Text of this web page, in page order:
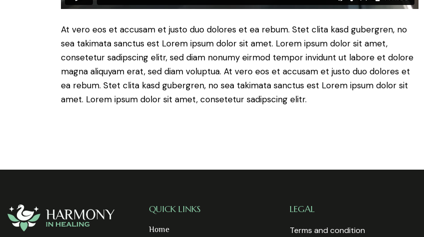
At vero eos et accusam et justo duo dolores et ea rebum. Stet clita kasd gubergren, no
sea takimata sanctus est Lorem ipsum dolor sit amet. Lorem ipsum dolor sit amet,
consetetur sadipscing elitr, sed diam nonumy eirmod tempor invidunt ut labore et dolore
magna aliquyam erat, sed diam voluptua. At vero eos et accusam et justo duo dolores et
ea rebum. Stet clita kasd gubergren, no sea takimata sanctus est Lorem ipsum dolor sit
amet. Lorem ipsum dolor sit amet, consetetur sadipscing elitr.
QUICK LINKS
Home
LEGAL
Terms and condition